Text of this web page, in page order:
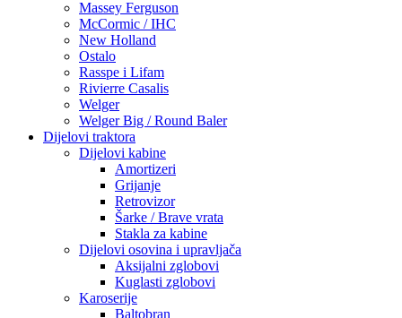
Massey Ferguson
McCormic / IHC
New Holland
Ostalo
Rasspe i Lifam
Rivierre Casalis
Welger
Welger Big / Round Baler
Dijelovi traktora
Dijelovi kabine
Amortizeri
Grijanje
Retrovizor
Šarke / Brave vrata
Stakla za kabine
Dijelovi osovina i upravljača
Aksijalni zglobovi
Kuglasti zglobovi
Karoserije
Baltobran